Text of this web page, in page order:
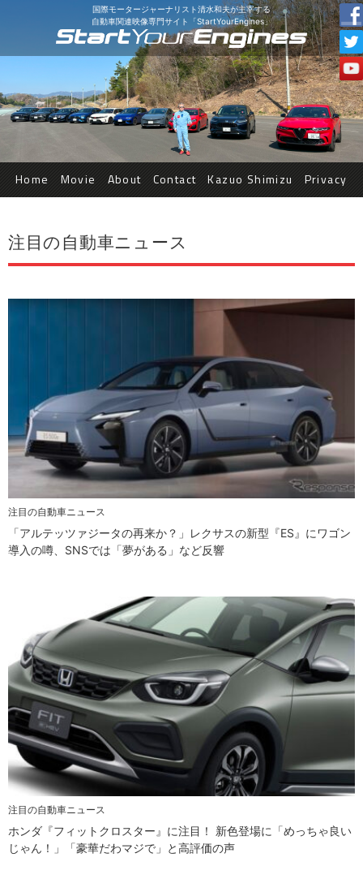
国際モータージャーナリスト清水和夫が主宰する
自動車関連映像専門サイト「StartYourEngines」
Home Movie About Contact Kazuo Shimizu Privacy
注目の自動車ニュース
注目の自動車ニュース
「アルテッツァジータの再来か？」レクサスの新型『ES』にワゴン
導入の噂、SNSでは「夢がある」など反響
注目の自動車ニュース
ホンダ『フィットクロスター』に注目！ 新色登場に「めっちゃ良い
じゃん！」「豪華だわマジで」と高評価の声